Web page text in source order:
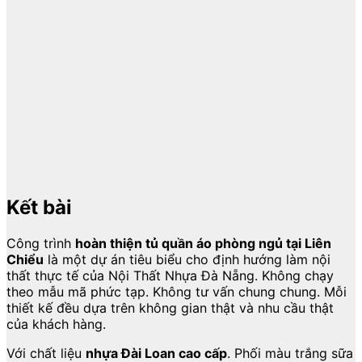
Kết bài
Công trình hoàn thiện tủ quần áo phòng ngủ tại Liên
Chiểu là một dự án tiêu biểu cho định hướng làm nội
thất thực tế của Nội Thất Nhựa Đà Nẵng. Không chạy
theo mẫu mã phức tạp. Không tư vấn chung chung. Mỗi
thiết kế đều dựa trên không gian thật và nhu cầu thật
của khách hàng.
Với chất liệu nhựa Đài Loan cao cấp. Phối màu trắng sữa